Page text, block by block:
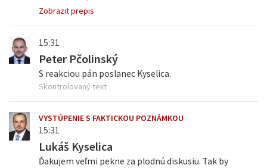
Zobrazit prepis
15:31
Peter Pčolinský
S reakciou pán poslanec Kyselica.
Skontrolovaný text
VYSTÚPENIE S FAKTICKOU POZNÁMKOU
15:31
Lukáš Kyselica
Ďakujem veľmi pekne za plodnú diskusiu. Tak by